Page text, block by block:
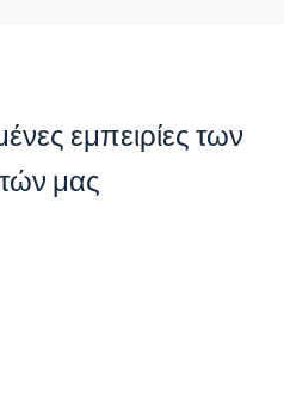
εμπειρίες των
μας